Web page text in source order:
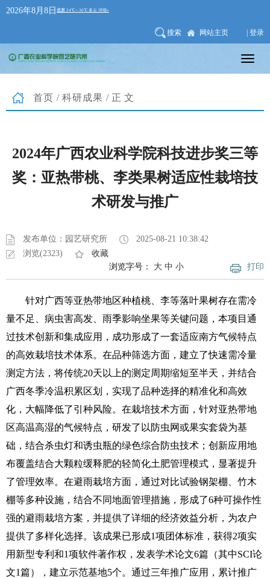
2026年8月8日
搜索 网站主页 | 登录
首页 / 科研成果 /正文
2024年广西农业科学院科技进步奖三等
奖：亚热带桃、李类果树适应性栽培技
术研发与推广
发布单位：园艺研究所
2025-08-21 10:38:42
浏览(2323)
收藏
打印
浏览字号： 大 中 小
针对广西等亚热带地区种植桃、李等落叶果树存在需冷
量不足、病虫害高发、雨季影响坐果等关键问题，本项目通
过技术创新和集成应用，成功形成了一套适应南方气候特点
的高效栽培技术体系。在品种筛选方面，建立了快速需冷量
测定方法，将传统20天以上的测定周期缩短至半天，并结合
广西冬季冷温积累区划，实现了品种选择的精准化和高效
化，大幅降低了引种风险。在栽培技术方面，针对亚热带地
区高温高湿的气候特点，研发了以防虫网或果实套袋为基
础，结合杀虫灯和诱虫瓶的绿色综合防虫技术；创新应用地
布覆盖结合大颗粒缓释肥的轻简化土肥管理模式，显著提升
了管理效率。在避雨栽培方面，通过对比试验钢架棚、竹木
棚等多种设施，结合不同地面管理措施，形成了6种可操作性
强的避雨栽培方案，并提供了详细的经济效益分析，为农户
提供了多样化选择。该成果已形成1项团体标准，获得2项实
用新型专利和1项软件著作权，发表学术论文6篇（其中SCI论
文1篇），建立示范基地5个。通过三年推广应用，累计推广